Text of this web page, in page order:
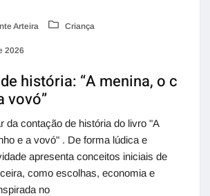
Arteira Criança
2026
história: “A menina, o c
vovó”
da contação de história do livro "A
e a vovó" . De forma lúdica e
apresenta conceitos iniciais de
como escolhas, economia e
no